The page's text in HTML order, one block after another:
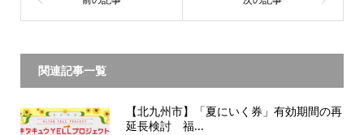
関連記事一覧
【北九州市】「夏にいく券」有効期間の再
延長検討 福...